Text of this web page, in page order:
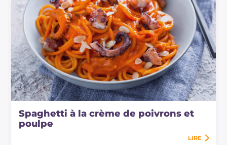
Spaghetti à la crème de poivrons et
poulpe
LIRE